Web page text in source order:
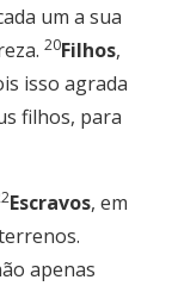
um a sua
20Filhos,
isso agrada
filhos, para
Escravos, em
apenas